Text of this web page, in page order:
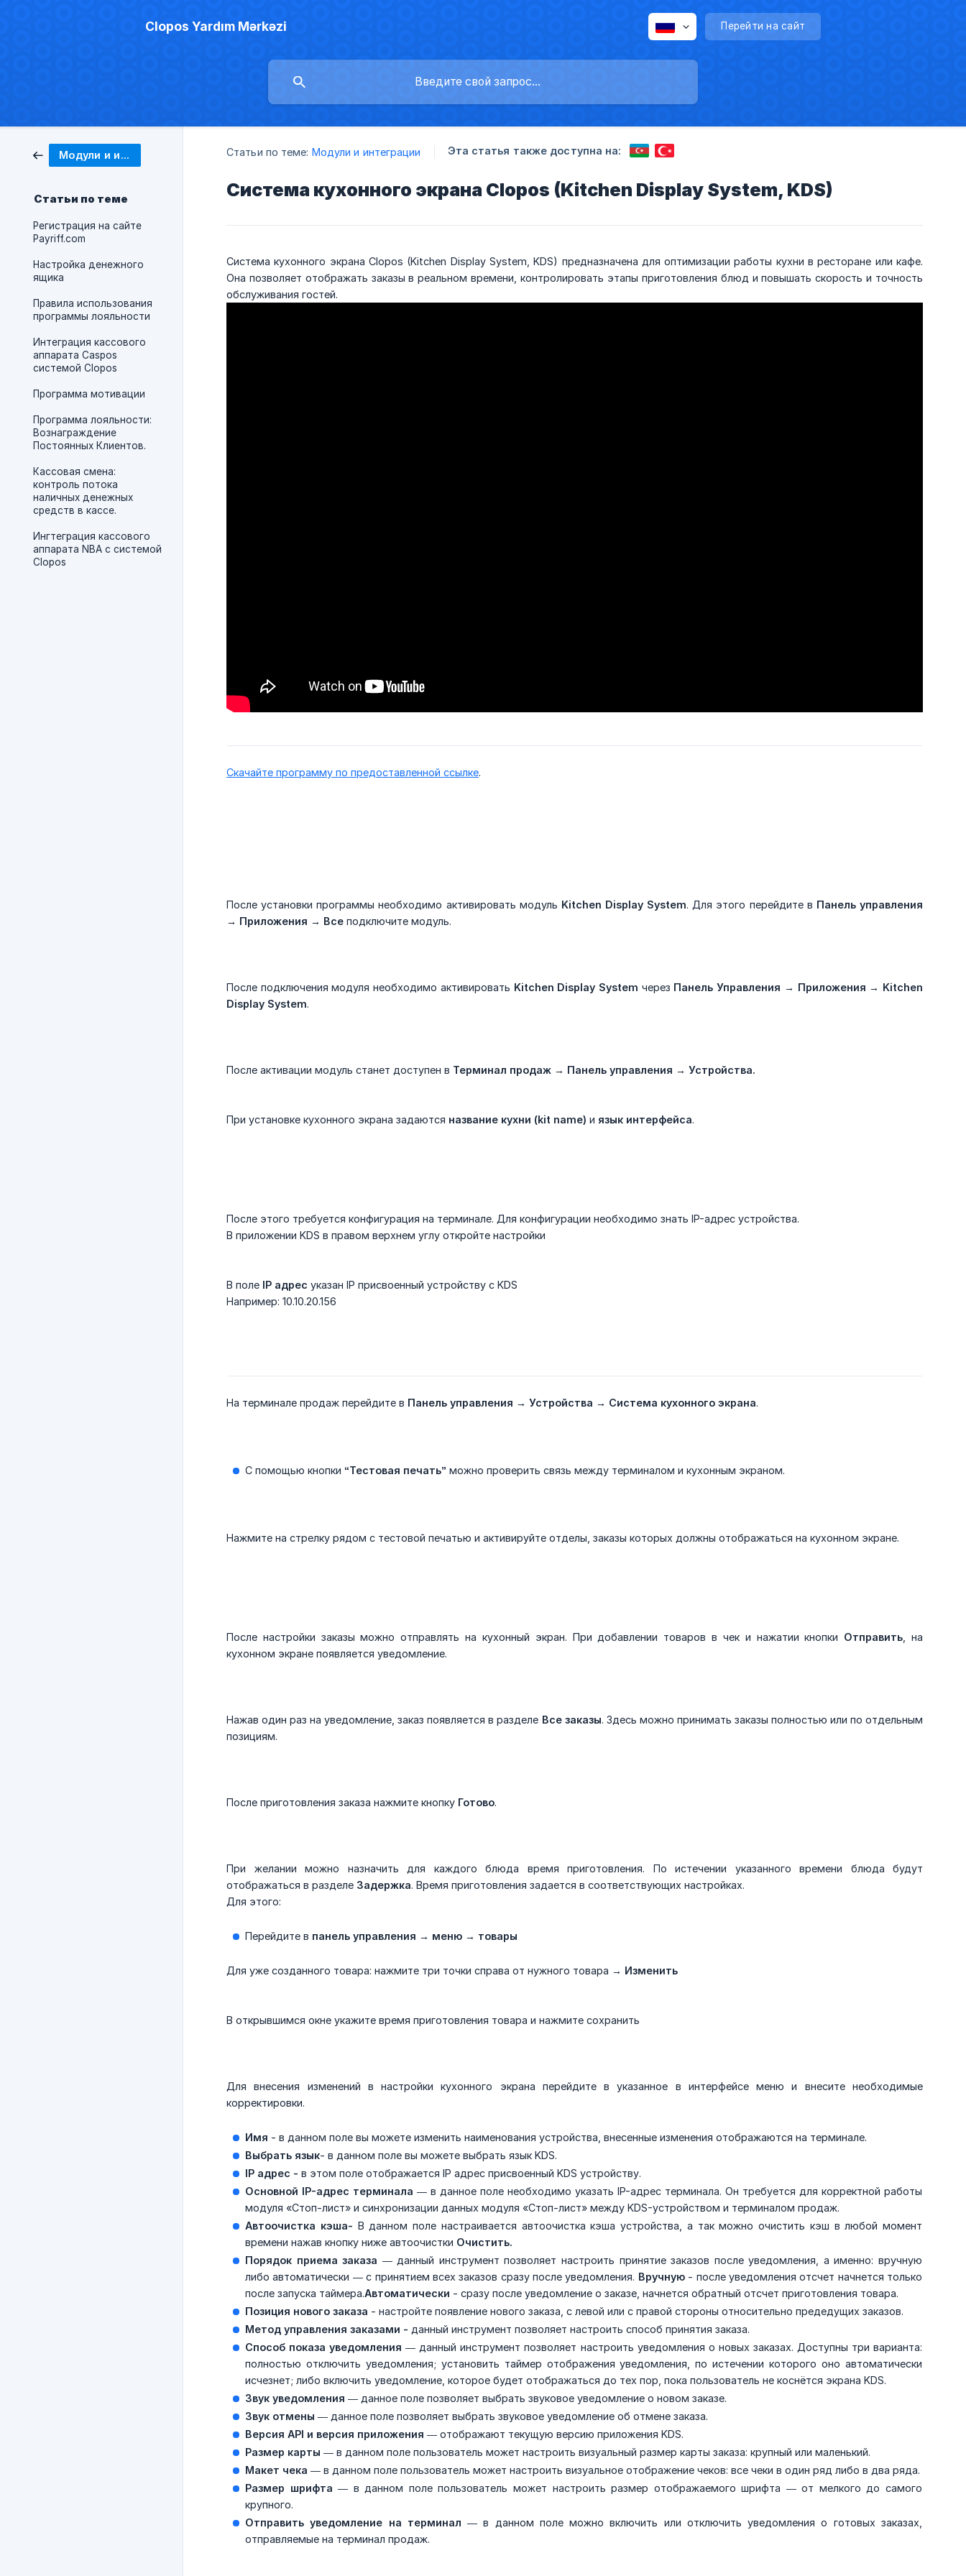
Clopos Yardım Mərkəzi Перейти на сайт
Модули и интеграции
Статьи по теме
Регистрация на сайте
Payriff.com
Настройка денежного
ящика
Правила использования
программы лояльности
Интеграция кассового
аппарата Caspos
системой Clopos
Программа мотивации
Программа лояльности:
Вознаграждение
Постоянных Клиентов.
Кассовая смена:
контроль потока
наличных денежных
средств в кассе.
Ингтеграция кассового
аппарата NBA с системой
Clopos
Статьи по теме: Модули и интеграции Эта статья также доступна на:
Система кухонного экрана Clopos (Kitchen Display System, KDS)
Система кухонного экрана Clopos (Kitchen Display System, KDS) предназначена для оптимизации работы кухни в ресторане или кафе.
Она позволяет отображать заказы в реальном времени, контролировать этапы приготовления блюд и повышать скорость и точность
обслуживания гостей.
Скачайте программу по предоставленной ссылке.
После установки программы необходимо активировать модуль Kitchen Display System. Для этого перейдите в Панель управления
→ Приложения → Все подключите модуль.
После подключения модуля необходимо активировать Kitchen Display System через Панель Управления → Приложения → Kitchen
Display System.
После активации модуль станет доступен в Терминал продаж → Панель управления → Устройства.
При установке кухонного экрана задаются название кухни (kit name) и язык интерфейса.
После этого требуется конфигурация на терминале. Для конфигурации необходимо знать IP-адрес устройства.
В приложении KDS в правом верхнем углу откройте настройки
В поле IP адрес указан IP присвоенный устройству с KDS
Например: 10.10.20.156
На терминале продаж перейдите в Панель управления → Устройства → Система кухонного экрана.
С помощью кнопки “Тестовая печать” можно проверить связь между терминалом и кухонным экраном.
Нажмите на стрелку рядом с тестовой печатью и активируйте отделы, заказы которых должны отображаться на кухонном экране.
После настройки заказы можно отправлять на кухонный экран. При добавлении товаров в чек и нажатии кнопки Отправить , на
кухонном экране появляется уведомление.
Нажав один раз на уведомление, заказ появляется в разделе Все заказы. Здесь можно принимать заказы полностью или по отдельным
позициям.
После приготовления заказа нажмите кнопку Готово.
При желании можно назначить для каждого блюда время приготовления. По истечении указанного времени блюда будут
отображаться в разделе Задержка. Время приготовления задается в соответствующих настройках.
Для этого:
Перейдите в панель управления → меню → товары
Для уже созданного товара: нажмите три точки справа от нужного товара → Изменить
В открывшимся окне укажите время приготовления товара и нажмите сохранить
Для внесения изменений в настройки кухонного экрана перейдите в указанное в интерфейсе меню и внесите необходимые
корректировки.
Имя - в данном поле вы можете изменить наименования устройства, внесенные изменения отображаются на терминале.
Выбрать язык- в данном поле вы можете выбрать язык KDS.
IP адрес - в этом поле отображается IP адрес присвоенный KDS устройству.
Основной IP-адрес терминала — в данное поле необходимо указать IP-адрес терминала. Он требуется для корректной работы
модуля «Стоп-лист» и синхронизации данных модуля «Стоп-лист» между KDS-устройством и терминалом продаж.
Автоочистка кэша- В данном поле настраивается автоочистка кэша устройства, а так можно очистить кэш в любой момент
времени нажав кнопку ниже автоочистки Очистить.
Порядок приема заказа — данный инструмент позволяет настроить принятие заказов после уведомления, а именно: вручную
либо автоматически — с принятием всех заказов сразу после уведомления. Вручную- после уведомления отсчет начнется только
после запуска таймера.Автоматически - сразу после уведомление о заказе, начнется обратный отсчет приготовления товара.
Позиция нового заказа - настройте появление нового заказа, с левой или с правой стороны относительно предедущих заказов.
Метод управления заказами - данный инструмент позволяет настроить способ принятия заказа.
Способ показа уведомления — данный инструмент позволяет настроить уведомления о новых заказах. Доступны три варианта:
полностью отключить уведомления; установить таймер отображения уведомления, по истечении которого оно автоматически
исчезнет; либо включить уведомление, которое будет отображаться до тех пор, пока пользователь не коснётся экрана KDS.
Звук уведомления — данное поле позволяет выбрать звуковое уведомление о новом заказе.
Звук отмены — данное поле позволяет выбрать звуковое уведомление об отмене заказа.
Версия API и версия приложения — отображают текущую версию приложения KDS.
Размер карты — в данном поле пользователь может настроить визуальный размер карты заказа: крупный или маленький.
Макет чека — в данном поле пользователь может настроить визуальное отображение чеков: все чеки в один ряд либо в два ряда.
Размер шрифта — в данном поле пользователь может настроить размер отображаемого шрифта — от мелкого до самого
крупного.
Отправить уведомление на терминал — в данном поле можно включить или отключить уведомления о готовых заказах,
отправляемые на терминал продаж.